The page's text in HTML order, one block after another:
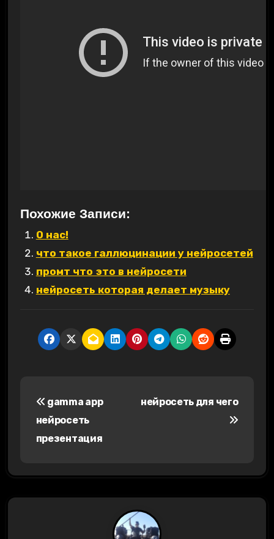
Похожие Записи:
О нас!
что такое галлюцинации у нейросетей
промт что это в нейросети
нейросеть которая делает музыку
gamma app
нейросеть
презентация
нейросеть для чего